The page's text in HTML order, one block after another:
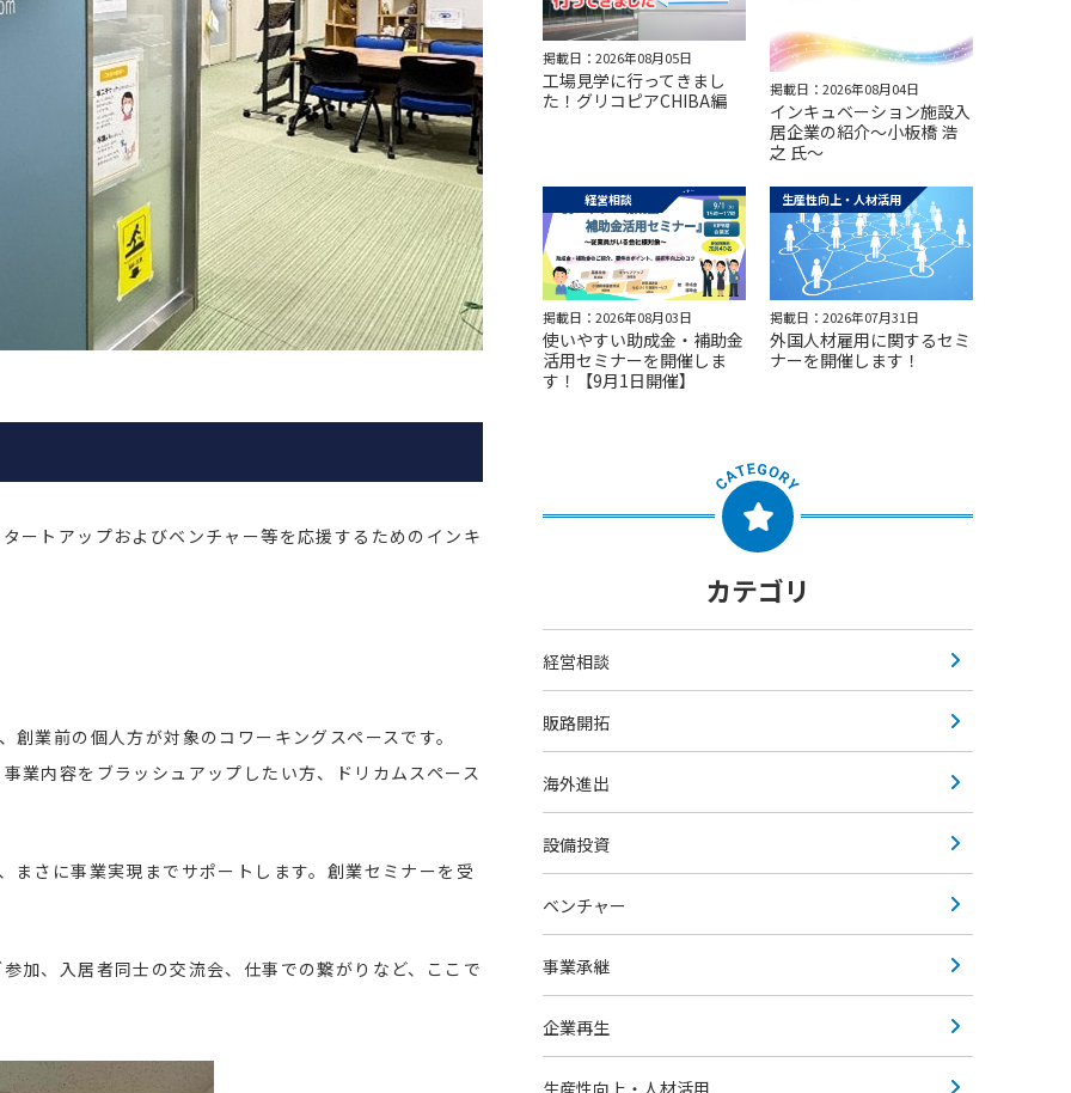
ートアップおよびベンチャー等を応援するためのインキ
業前の個人方が対象のコワーキングスペースです。
業内容をブラッシュアップしたい方、ドリカムスペース
さに事業実現までサポートします。創業セミナーを受
加、入居者同士の交流会、仕事での繋がりなど、ここで
掲載日：2026年08月05日
工場見学に行ってきまし
た！グリコピアCHIBA編
掲載日：2026年08月04日
インキュベーション施設入
居企業の紹介～小板橋 浩
之 氏～
経営相談
掲載日：2026年08月03日
使いやすい助成金・補助金
活用セミナーを開催しま
す！【9月1日開催】
生産性向上・人材活用
掲載日：2026年07月31日
外国人材雇用に関するセミ
ナーを開催します！
カテゴリ
経営相談
販路開拓
海外進出
設備投資
ベンチャー
事業承継
企業再生